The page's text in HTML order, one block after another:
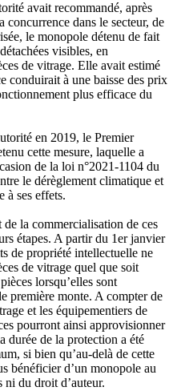
avait recommandé, après
dans le secteur, de
le monopole détenu de fait
visibles, en
de vitrage. Elle avait estimé
conduirait à une baisse des prix
plus efficace du
en 2019, le Premier
cette mesure, laquelle a
de la loi n°2021-1104 du
le dérèglement climatique et
à ses effets.
la commercialisation de ces
étapes. A partir du 1er janvier
de propriété intellectuelle ne
de vitrage quel que soit
lorsqu’elles sont
première monte. A compter de
et les équipementiers de
pourront ainsi approvisionner
durée de la protection a été
si bien qu’au-delà de cette
bénéficier d’un monopole au
ni du droit d’auteur.